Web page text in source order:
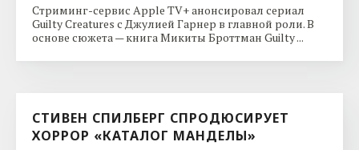
Стриминг-сервис Apple TV+ анонсировал сериал
Guilty Creatures с Джулией Гарнер в главной роли. В
основе сюжета — книга Микиты Броттман Guilty ...
СТИВЕН СПИЛБЕРГ СПРОДЮСИРУЕТ
ХОРРОР «КАТАЛОГ МАНДЕЛЫ»